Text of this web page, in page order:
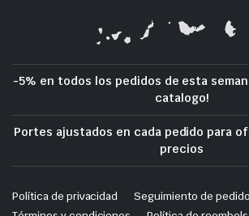
-5% en todos los pedidos de esta
catalogo!
Portes ajustados en cada pedido para
precios
Política de privacidad
Seguimiento de